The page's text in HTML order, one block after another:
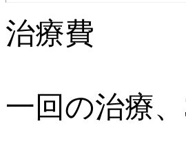
治療費
一回の治療、